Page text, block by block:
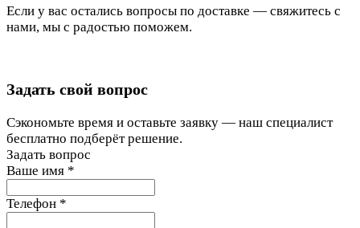
Если у вас остались вопросы по доставке — свяжитесь с
нами, мы с радостью поможем.
Задать свой вопрос
Сэкономьте время и оставьте заявку — наш специалист
бесплатно подберёт решение.
Задать вопрос
Ваше имя *
Телефон *